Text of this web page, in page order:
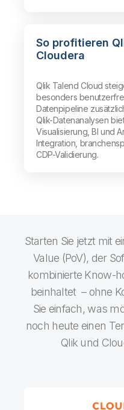
So profitieren
Cloudera
Qlik Talend Cloud
besonders
Datenpipeline
Qlik-Datenanalysen
Visualisierung, BI und
Integration,
CDP-Validierung.
Starten Sie jetzt mit
Value (PoV), der
kombinierte Know-
beinhaltet – ohne
Sie einfach, was
noch heute einen
Qlik und